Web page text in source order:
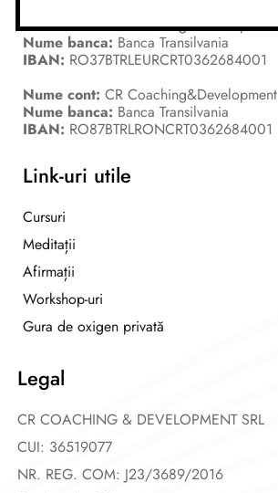
Nume cont:CR Coaching&Development
Nume banca: Banca Transilvania
IBAN: RO37BTRLEURCRT0362684001
Nume cont: CR Coaching&Development
Nume banca: Banca Transilvania
IBAN: RO87BTRLRONCRT0362684001
Link-uri utile
Cursuri
Meditații
Afirmații
Workshop-uri
Gura de oxigen privată
Legal
CR COACHING & DEVELOPMENT SRL
CUI: 36519077
NR. REG. COM: J23/3689/2016